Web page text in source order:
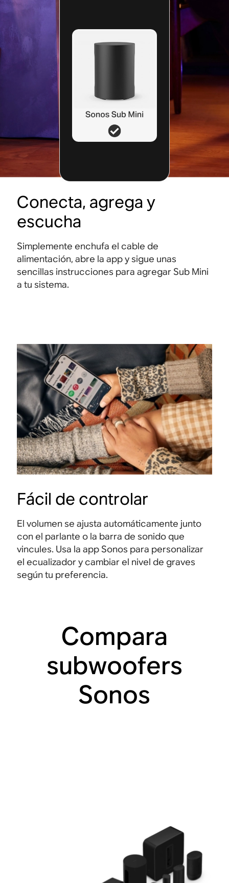
Conecta, agrega y
escucha
Simplemente enchufa el cable de
alimentación, abre la app y sigue unas
sencillas instrucciones para agregar Sub Mini
a tu sistema.
Fácil de controlar
El volumen se ajusta automáticamente junto
con el parlante o la barra de sonido que
vincules. Usa la app Sonos para personalizar
el ecualizador y cambiar el nivel de graves
según tu preferencia.
Compara
subwoofers
Sonos